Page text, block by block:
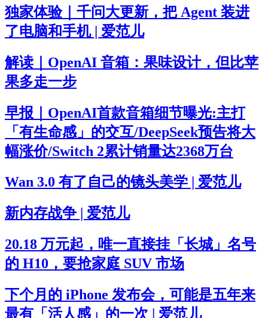
独家体验｜千问大更新，把 Agent 装进
了电脑和手机 | 爱范儿
解读｜OpenAI 音箱：果味设计，但比苹
果多走一步
早报｜OpenAI首款音箱细节曝光:主打
「有生命感」的交互/DeepSeek预告将大
幅涨价/Switch 2累计销量达2368万台
Wan 3.0 有了自己的镜头美学 | 爱范儿
新内存战争 | 爱范儿
20.18 万元起，唯一直接挂「长城」名号
的 H10，要抢家庭 SUV 市场
下个月的 iPhone 发布会，可能是五年来
最有「活人感」的一次 | 爱范儿